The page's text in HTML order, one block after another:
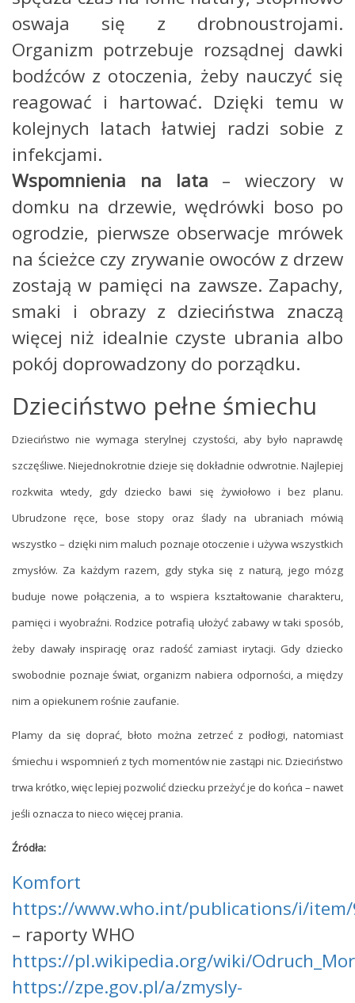
oswaja się z drobnoustrojami.
Organizm potrzebuje rozsądnej dawki
bodźców z otoczenia, żeby nauczyć się
reagować i hartować. Dzięki temu w
kolejnych latach łatwiej radzi sobie z
infekcjami.
Wspomnienia na lata – wieczory w
domku na drzewie, wędrówki boso po
ogrodzie, pierwsze obserwacje mrówek
na ścieżce czy zrywanie owoców z drzew
zostają w pamięci na zawsze. Zapachy,
smaki i obrazy z dzieciństwa znaczą
więcej niż idealnie czyste ubrania albo
pokój doprowadzony do porządku.
Dzieciństwo pełne śmiechu
Dzieciństwo nie wymaga sterylnej czystości, aby było naprawdę
szczęśliwe. Niejednokrotnie dzieje się dokładnie odwrotnie. Najlepiej
rozkwita wtedy, gdy dziecko bawi się żywiołowo i bez planu.
Ubrudzone ręce, bose stopy oraz ślady na ubraniach mówią
wszystko – dzięki nim maluch poznaje otoczenie i używa wszystkich
zmysłów. Za każdym razem, gdy styka się z naturą, jego mózg
buduje nowe połączenia, a to wspiera kształtowanie charakteru,
pamięci i wyobraźni. Rodzice potrafią ułożyć zabawy w taki sposób,
żeby dawały inspirację oraz radość zamiast irytacji. Gdy dziecko
swobodnie poznaje świat, organizm nabiera odporności, a między
nim a opiekunem rośnie zaufanie.
Plamy da się doprać, błoto można zetrzeć z podłogi, natomiast
śmiechu i wspomnień z tych momentów nie zastąpi nic. Dzieciństwo
trwa krótko, więc lepiej pozwolić dziecku przeżyć je do końca – nawet
jeśli oznacza to nieco więcej prania.
Źródła:
Komfort
https://www.who.int/publications/i/item/
– raporty WHO
https://pl.wikipedia.org/wiki/
https://zpe.gov.pl/a/zmysly-